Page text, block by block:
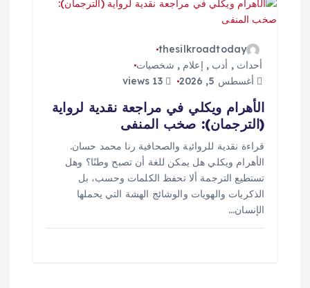
thesilkroadtoday
أحداث , أدب , إعلام , شخصيات
أغسطس 5, 2026
13 views
الأهرام ويكلي في مراجعة نقدية لرواية
(الترجمان): صخب المنفى
قراءة نقدية للروائية والصحافية رنا محمد حسان.
الأهرام ويكلي هل يمكن للغة أن تصبح وطنًا؟ وهل
تستطيع الترجمة ألا تحفظ الكلمات وحسب، بل
الذكريات والهويات والوشائج الهشة التي يحملها
الإنسان…